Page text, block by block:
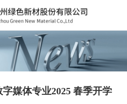
媒体专业2025 春季开学